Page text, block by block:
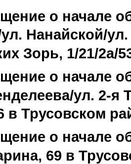
о начале
Нанайской/
Зорь, 1/21/2а/
о начале
ул. 2-я
в Трусовском
о начале
69 в